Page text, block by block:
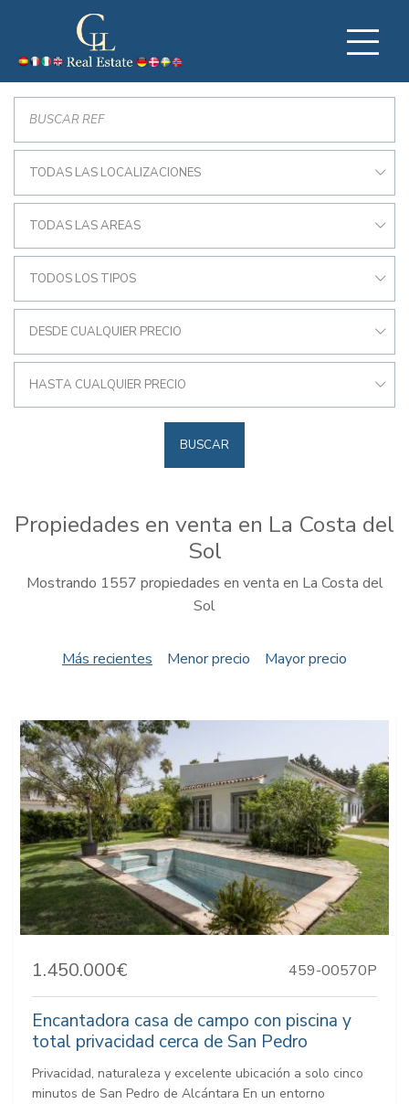
TODAS LAS LOCALIZACIONES
TODAS LAS AREAS
TODOS LOS TIPOS
DESDE CUALQUIER PRECIO
HASTA CUALQUIER PRECIO
BUSCAR
Propiedades en venta en La Costa del
Sol
Mostrando 1557 propiedades en venta en La Costa del
Sol
Más recientes Menor precio Mayor precio
1.450.000€ 459-00570P
Encantadora casa de campo con piscina y
total privacidad cerca de San Pedro
Privacidad, naturaleza y excelente ubicación a solo cinco
minutos de San Pedro de Alcántara En un entorno